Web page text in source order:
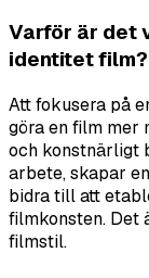
Varför är det
identitet film?
Att fokusera på
göra en film mer
och konstnärligt
arbete, skapar
bidra till att
filmkonsten. Det
filmstil.